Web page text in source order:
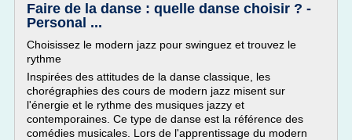
Faire de la danse : quelle danse choisir ? -
Personal ...
Choisissez le modern jazz pour swinguez et trouvez le
rythme
Inspirées des attitudes de la danse classique, les
chorégraphies des cours de modern jazz misent sur
l'énergie et le rythme des musiques jazzy et
contemporaines. Ce type de danse est la référence des
comédies musicales. Lors de l'apprentissage du modern